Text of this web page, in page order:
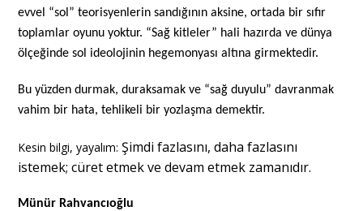
evvel “sol” teorisyenlerin sandığının aksine, ortada bir sıfır
toplamlar oyunu yoktur. “Sağ kitleler” hali hazırda ve dünya
ölçeğinde sol ideolojinin hegemonyası altına girmektedir.
Bu yüzden durmak, duraksamak ve “sağ duyulu” davranmak
vahim bir hata, tehlikeli bir yozlaşma demektir.
Kesin bilgi, yayalım: Şimdi fazlasını, daha fazlasını
istemek; cüret etmek ve devam etmek zamanıdır.
Münür Rahvancıoğlu